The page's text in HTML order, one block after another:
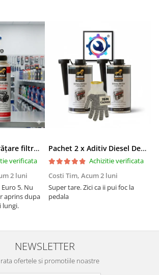
Pachet Kross curățare filtru particule DPF și etanșare ulei 250 ml + 250 ml
verificata
2 luni
5. Nu
aprins dupa
lungi.
Pachet 2 x Aditiv Diesel Detox Premium Kross - Curățare Completă, +5 Puncte Cetanic & Protecție DPF/EGR
Achizitie verificata
Costi Tim, Acum 2 luni
Super tare. Zici ca ii pui foc la
pedala
NEWSLETTER
ofertele si promotiile noastre